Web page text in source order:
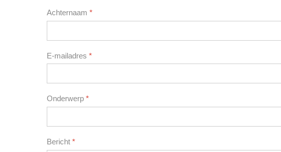
Achternaam *
E-mailadres *
Onderwerp *
Bericht *